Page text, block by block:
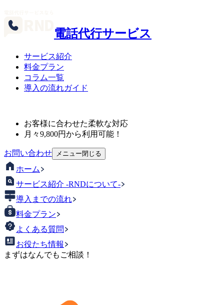
電話代行サービス
サービス紹介
料金プラン
コラム一覧
導入の流れガイド
お客様に合わせた柔軟な対応
月々9,800円から利用可能！
お問い合わせ メニュー閉じる
ホーム
サービス紹介 -RNDについて-
導入までの流れ
料金プラン
よくある質問
お役たち情報
まずはなんでもご相談！